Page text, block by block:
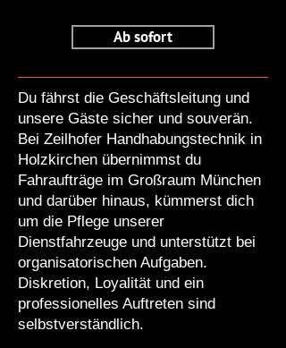
Ab sofort
Du fährst die Geschäftsleitung und
unsere Gäste sicher und souverän.
Bei Zeilhofer Handhabungstechnik in
Holzkirchen übernimmst du
Fahraufträge im Großraum München
und darüber hinaus, kümmerst dich
um die Pflege unserer
Dienstfahrzeuge und unterstützt bei
organisatorischen Aufgaben.
Diskretion, Loyalität und ein
professionelles Auftreten sind
selbstverständlich.